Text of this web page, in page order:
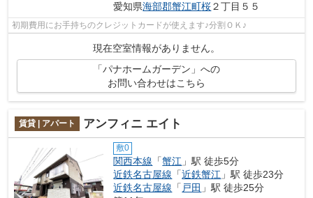
愛知県海部郡蟹江町桜２丁目５５
初期費用にお手持ちのクレジットカードが使えます♪分割ＯＫ♪
現在空室情報がありません。
「パナホームガーデン」への
お問い合わせはこちら
賃貸 | アパート アンフィニ エイト
敷0
関西本線 「蟹江 」駅 徒歩5分
近鉄名古屋線 「近鉄蟹江 」駅 徒歩23分
近鉄名古屋線 「 戸田 」駅 徒歩25分